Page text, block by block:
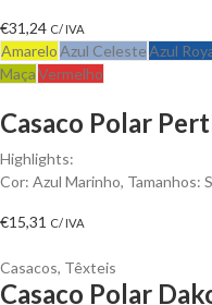
€31,24 C/ IVA
AmareloAzul CelesteAzul
MaçaVermelho
Casaco Polar
Highlights:
Cor: Azul Marinho, Tamanhos: S
€15,31 C/ IVA
Casacos, Têxteis
Casaco Polar